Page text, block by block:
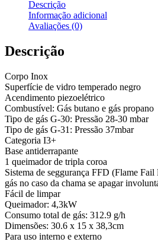
Descrição
Informação adicional
Avaliações (0)
Descrição
Corpo Inox
Superfície de vidro temperado negro
Acendimento piezoelétrico
Combustível: Gás butano e gás propano
Tipo de gás G-30: Pressão 28-30 mbar
Tipo de gás G-31: Pressão 37mbar
Categoria I3+
Base antiderrapante
1 queimador de tripla coroa
Sistema de seggurança FFD (Flame
gás no caso da chama se apagar
Fácil de limpar
Queimador: 4,3kW
Consumo total de gás: 312.9 g/h
Dimensões: 30.6 x 15 x 38,3cm
Para uso interno e externo